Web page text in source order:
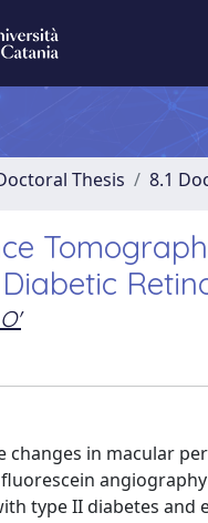
Thesis 8.1
changes in macular
type II diabetes and